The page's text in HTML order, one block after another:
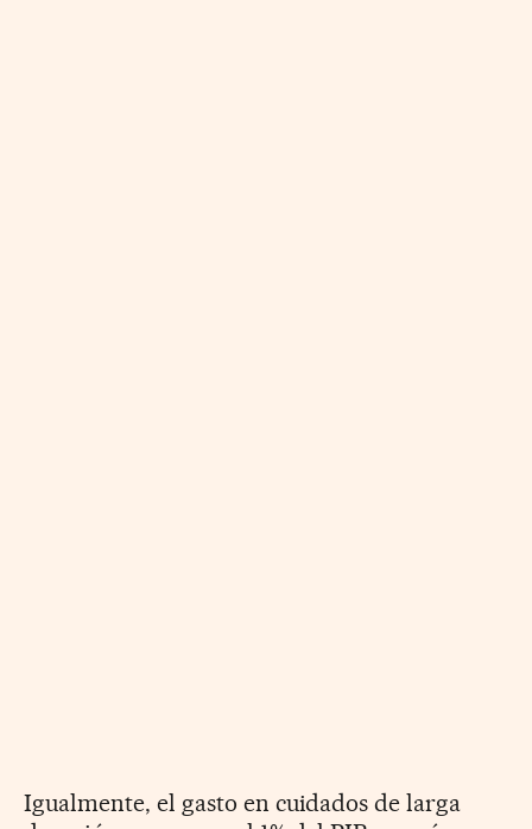
Igualmente, el gasto en cuidados de larga